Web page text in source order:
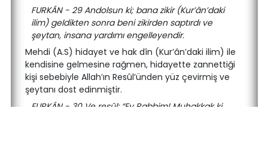
FURKÂN - 29 Andolsun ki; bana zikir (Kur’ân’daki
ilim) geldikten sonra beni zikirden saptırdı ve
şeytan, insana yardımı engelleyendir.
Mehdi (A.S) hidayet ve hak dîn (Kur’ân’daki ilim) ile
kendisine gelmesine rağmen, hidayette zannettiği
kişi sebebiyle Allah’ın Resûl’ünden yüz çevirmiş ve
şeytanı dost edinmiştir.
FURKÂN - 30 Ve resûl: “Ey Rabbim! Muhakkak ki